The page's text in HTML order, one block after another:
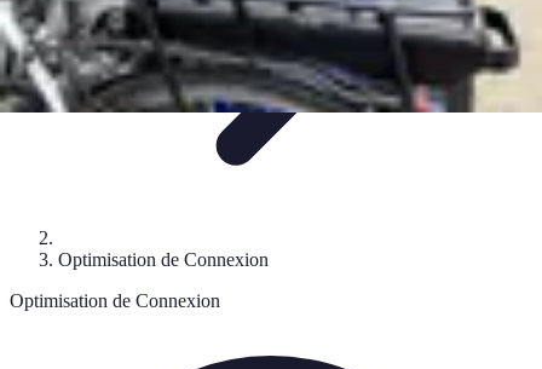
Optimisation de Connexion
Optimisation de Connexion